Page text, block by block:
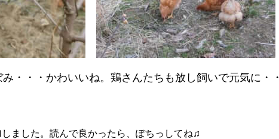
・・・かわいいね。鶏さんたちも放し飼いで元気に・・
ました。読んで良かったら、ぽちっしてね♫